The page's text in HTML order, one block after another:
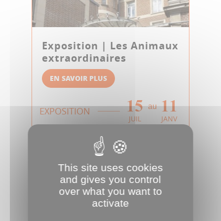
Exposition | Les Animaux
extraordinaires
EN SAVOIR PLUS
EXPOSITION 15
JUIL
au 11
JANV
This site uses cookies
and gives you control
over what you want to
activate